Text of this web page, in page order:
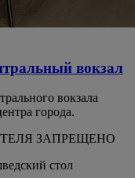
вокзал
вокзала
города.
ЗАПРЕЩЕНО
стол